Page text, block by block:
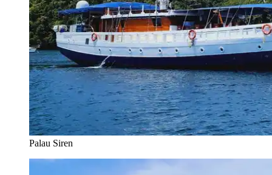
Palau Siren